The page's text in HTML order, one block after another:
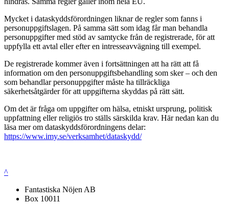
Mycket i dataskyddsförordningen liknar de regler som fanns i
personuppgiftslagen. På samma sätt som idag får man behandla
personuppgifter med stöd av samtycke från de registrerade, för att
uppfylla ett avtal eller efter en intresseavvägning till exempel.
De registrerade kommer även i fortsättningen att ha rätt att få
information om den personuppgiftsbehandling som sker – och den
som behandlar personuppgifter måste ha tillräckliga
säkerhetsåtgärder för att uppgifterna skyddas på rätt sätt.
Om det är fråga om uppgifter om hälsa, etniskt ursprung, politisk
uppfattning eller religiös tro ställs särskilda krav. Här nedan kan du
läsa mer om dataskyddsförordningens delar:
https://www.imy.se/verksamhet/dataskydd/
^
Fantastiska Nöjen AB
Box 10011